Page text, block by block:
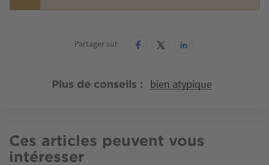
Partager sur
Plus de conseils bien atypique
Ces articles peuvent vous
intéresser